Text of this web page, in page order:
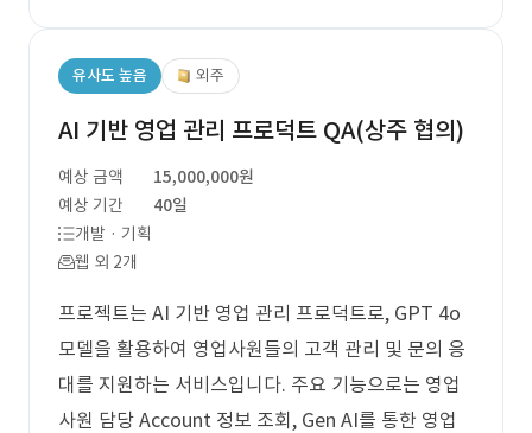
유사도 높음 외주
AI 기반 영업 관리 프로덕트 QA(상주 협의)
예상 금액
15,000,000원
예상 기간
40일
개발 · 기획
웹 외 2개
프로젝트는 AI 기반 영업 관리 프로덕트로, GPT 4o
모델을 활용하여 영업사원들의 고객 관리 및 문의 응
대를 지원하는 서비스입니다. 주요 기능으로는 영업
사원 담당 Account 정보 조회, Gen AI를 통한 영업